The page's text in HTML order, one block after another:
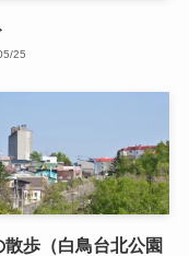
25
散歩（白鳥台北公園